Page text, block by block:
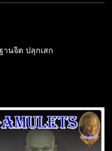
านจิต ปลุกเสก